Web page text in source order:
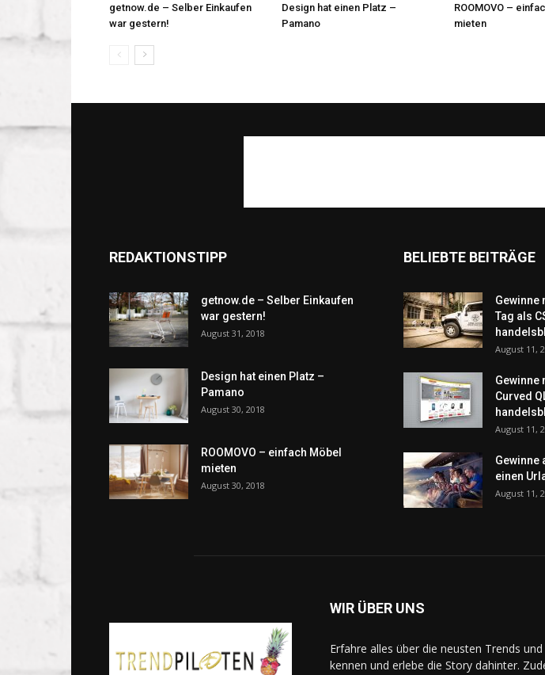
getnow.de – Selber Einkaufen
war gestern!
Design hat einen Platz –
Pamano
ROOMOVO –
mieten
REDAKTIONSTIPP
getnow.de – Selber Einkaufen
war gestern!
August 31, 2018
Design hat einen Platz –
Pamano
August 30, 2018
ROOMOVO – einfach Möbel
mieten
August 30, 2018
BELIEBTE BEITRÄGE
Gewinne
Tag als
August 11,
Gewinne
Curved
August 11,
Gewinne
einen
August 11,
WIR ÜBER UNS
Erfahre alles über die neusten Trends
kennen und erlebe die Story dahinter.